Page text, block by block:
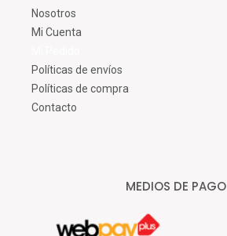
Nosotros
Mi Cuenta
Políticas de envíos
Políticas de compra
Contacto
MEDIOS DE PAGO